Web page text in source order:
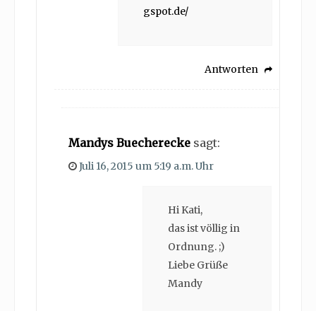
gspot.de/
Antworten
Mandys Buecherecke sagt:
Juli 16, 2015 um 5:19 a.m. Uhr
Hi Kati,
das ist völlig in
Ordnung. ;)
Liebe Grüße
Mandy